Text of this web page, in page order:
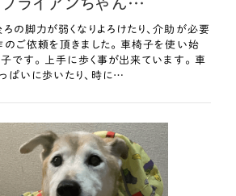
の脚力が弱くなりよろけたり、介助が必要
を頂きました。 車椅子を使い始
来ています。 車
ぱいに歩いたり、時に…